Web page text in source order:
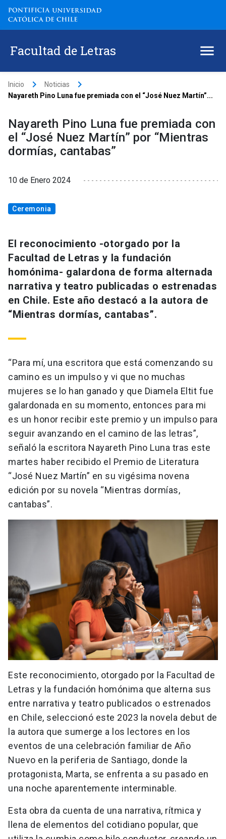
Facultad de Letras
Inicio keyboard_arrow_right Noticias keyboard_arrow_right
Nayareth Pino Luna fue premiada con el “José Nuez Martín”...
Nayareth Pino Luna fue premiada con
el “José Nuez Martín” por “Mientras
dormías, cantabas”
10 de Enero 2024
Ceremonia
El reconocimiento -otorgado por la
Facultad de Letras y la fundación
homónima- galardona de forma alternada
narrativa y teatro publicadas o estrenadas
en Chile. Este año destacó a la autora de
“Mientras dormías, cantabas”.
“Para mí, una escritora que está comenzando su
camino es un impulso y vi que no muchas
mujeres se lo han ganado y que Diamela Eltit fue
galardonada en su momento, entonces para mi
es un honor recibir este premio y un impulso para
seguir avanzando en el camino de las letras”,
señaló la escritora Nayareth Pino Luna tras este
martes haber recibido el Premio de Literatura
“José Nuez Martín” en su vigésima novena
edición por su novela “Mientras dormías,
cantabas”.
Este reconocimiento, otorgado por la Facultad de
Letras y la fundación homónima que alterna sus
entre narrativa y teatro publicados o estrenados
en Chile, seleccionó este 2023 la novela debut de
la autora que sumerge a los lectores en los
eventos de una celebración familiar de Año
Nuevo en la periferia de Santiago, donde la
protagonista, Marta, se enfrenta a su pasado en
una noche aparentemente interminable.
Esta obra da cuenta de una narrativa, rítmica y
llena de elementos del cotidiano popular, que